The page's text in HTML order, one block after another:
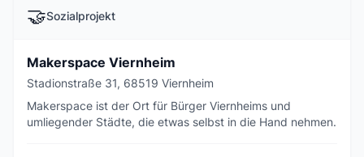
🤝Sozialprojekt
Makerspace Viernheim
Stadionstraße 31, 68519 Viernheim
Makerspace ist der Ort für Bürger Viernheims und
umliegender Städte, die etwas selbst in die Hand nehmen.